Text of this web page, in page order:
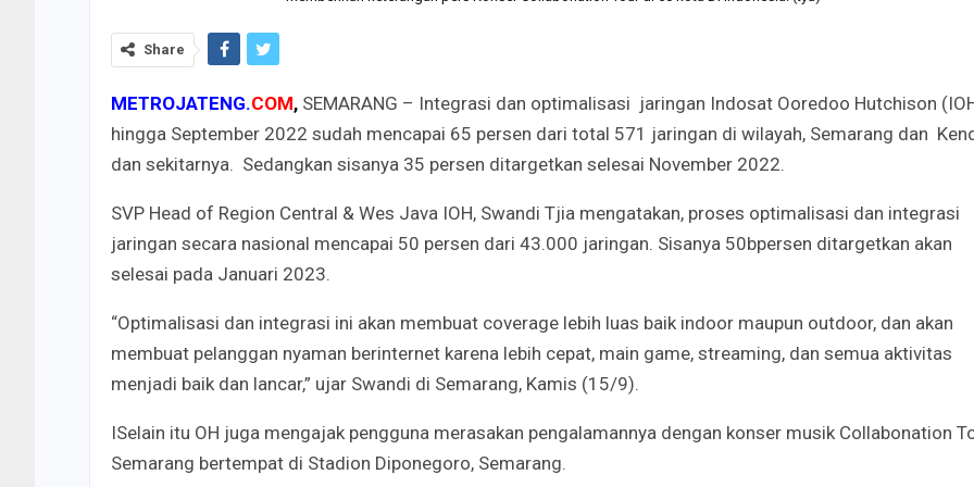
Share
METROJATENG.COM, SEMARANG – Integrasi dan optimalisasi jaringan Indosat Ooredoo Hutchison
hingga September 2022 sudah mencapai 65 persen dari total 571 jaringan di wilayah, Semarang dan
dan sekitarnya. Sedangkan sisanya 35 persen ditargetkan selesai November 2022.
SVP Head of Region Central & Wes Java IOH, Swandi Tjia mengatakan, proses optimalisasi dan integrasi
jaringan secara nasional mencapai 50 persen dari 43.000 jaringan. Sisanya 50bpersen ditargetkan akan
selesai pada Januari 2023.
“Optimalisasi dan integrasi ini akan membuat coverage lebih luas baik indoor maupun outdoor, dan akan
membuat pelanggan nyaman berinternet karena lebih cepat, main game, streaming, dan semua aktivitas
menjadi baik dan lancar,” ujar Swandi di Semarang, Kamis (15/9).
ISelain itu OH juga mengajak pengguna merasakan pengalamannya dengan konser musik Collabonation
Semarang bertempat di Stadion Diponegoro, Semarang.